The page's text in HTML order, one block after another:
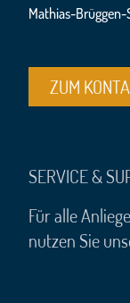
Mathias-
ZUM
SERVICE &
Für alle
nutzen Sie